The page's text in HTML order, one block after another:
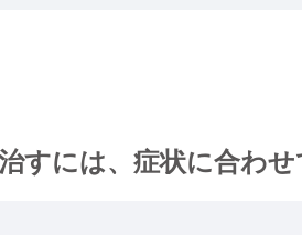
すには、症状に合わ